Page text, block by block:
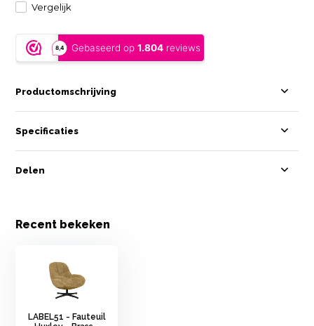
Vergelijk
Productomschrijving
Specificaties
Delen
Recent bekeken
LABEL51 - Fauteuil